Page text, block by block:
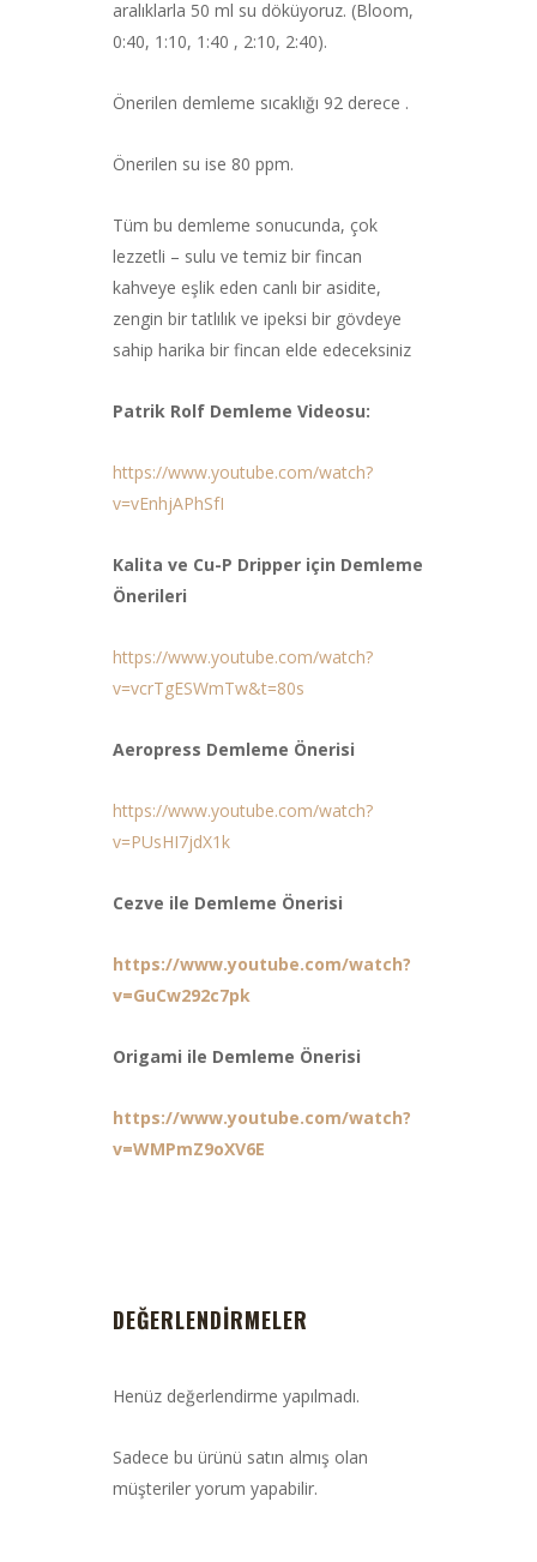
aralıklarla 50 ml su döküyoruz. (Bloom,
0:40, 1:10, 1:40 , 2:10, 2:40).
Önerilen demleme sıcaklığı 92 derece .
Önerilen su ise 80 ppm.
Tüm bu demleme sonucunda, çok
lezzetli – sulu ve temiz bir fincan
kahveye eşlik eden canlı bir asidite,
zengin bir tatlılık ve ipeksi bir gövdeye
sahip harika bir fincan elde edeceksiniz
Patrik Rolf Demleme Videosu:
https://www.youtube.com/watch?
v=vEnhjAPhSfI
Kalita ve Cu-P Dripper için Demleme
Önerileri
https://www.youtube.com/watch?
v=vcrTgESWmTw&t=80s
Aeropress Demleme Önerisi
https://www.youtube.com/watch?
v=PUsHI7jdX1k
Cezve ile Demleme Önerisi
https://www.youtube.com/watch?
v=GuCw292c7pk
Origami ile Demleme Önerisi
https://www.youtube.com/watch?
v=WMPmZ9oXV6E
DEĞERLENDIRMELER
Henüz değerlendirme yapılmadı.
Sadece bu ürünü satın almış olan
müşteriler yorum yapabilir.